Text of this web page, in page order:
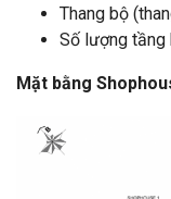
Thang bộ
Số lượng tầng
Mặt bằng